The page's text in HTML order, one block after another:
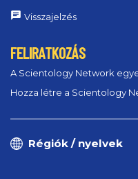
Visszajelzés
FELIRATKOZÁS
A Scientology Network
Hozza létre a Scientology
Régiók / nyelvek